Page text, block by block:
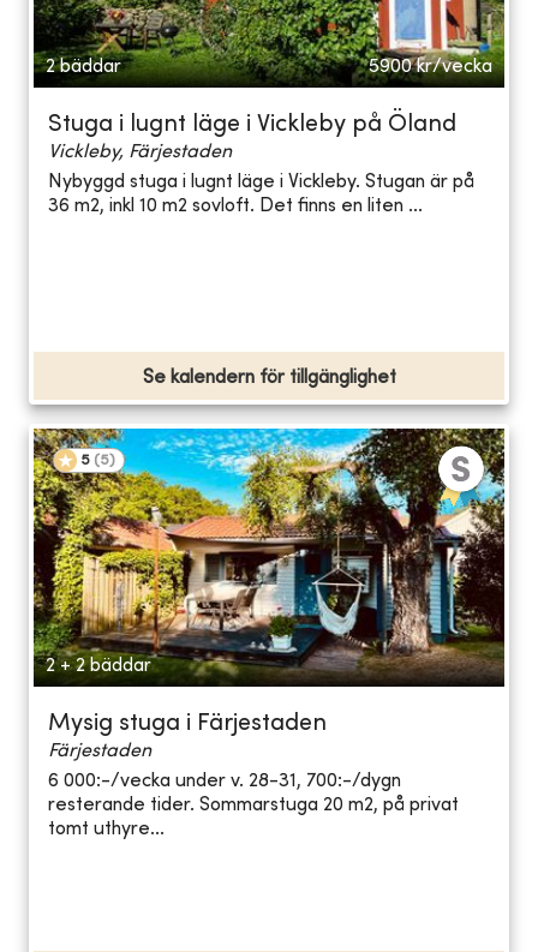
2 bäddar 5900 kr/vecka
Stuga i lugnt läge i Vickleby på Öland
Vickleby, Färjestaden
Nybyggd stuga i lugnt läge i Vickleby. Stugan är på
36 m2, inkl 10 m2 sovloft. Det finns en liten ...
Se kalendern för tillgänglighet
5 (5)
2 + 2 bäddar
Mysig stuga i Färjestaden
Färjestaden
6 000:-/vecka under v. 28-31, 700:-/dygn
resterande tider. Sommarstuga 20 m2, på privat
tomt uthyre...